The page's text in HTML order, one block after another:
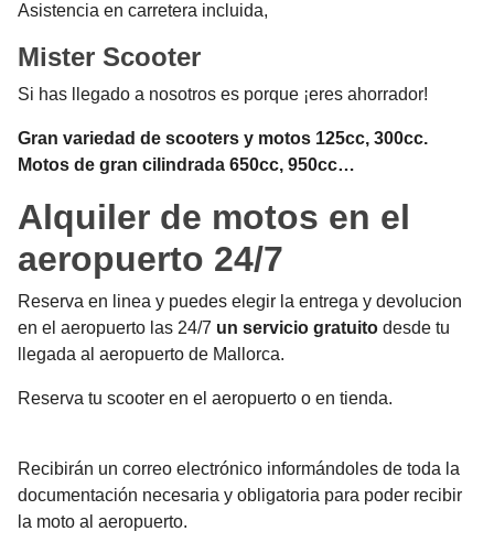
Asistencia en carretera incluida,
Mister Scooter
Si has llegado a nosotros es porque ¡eres ahorrador!
Gran variedad de scooters y motos 125cc, 300cc.
Motos de gran cilindrada 650cc, 950cc…
Alquiler de motos en el
aeropuerto 24/7
Reserva en linea y puedes elegir la entrega y devolucion
en el aeropuerto las 24/7 un servicio gratuito desde tu
llegada al aeropuerto de Mallorca.
Reserva tu scooter en el aeropuerto o en tienda.
Recibirán un correo electrónico informándoles de toda la
documentación necesaria y obligatoria para poder recibir
la moto al aeropuerto.